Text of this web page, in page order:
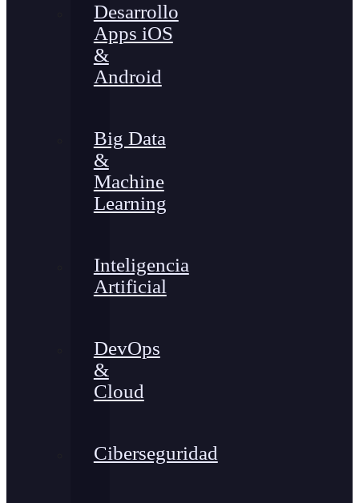
Desarrollo
Apps iOS
&
Android
Big Data
&
Machine
Learning
Inteligencia
Artificial
DevOps
&
Cloud
Ciberseguridad